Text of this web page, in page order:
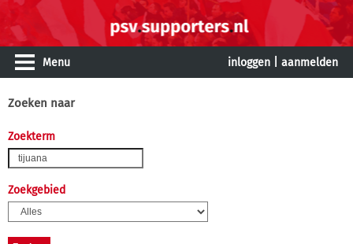
Menu inloggen aanmelden
Zoeken naar
Zoekterm
Zoekgebied